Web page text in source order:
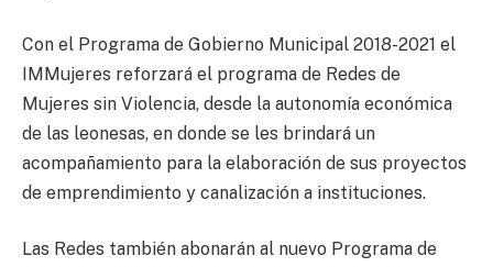
Con el Programa de Gobierno Municipal 2018-2021 el
IMMujeres reforzará el programa de Redes de
Mujeres sin Violencia, desde la autonomía económica
de las leonesas, en donde se les brindará un
acompañamiento para la elaboración de sus proyectos
de emprendimiento y canalización a instituciones.
Las Redes también abonarán al nuevo Programa de